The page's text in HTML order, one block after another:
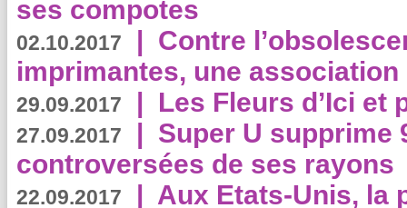
ses compotes
02.10.2017 | Contre
imprimantes, une
29.09.2017 | Les Fleurs d’Ici et
27.09.2017 | Super U supprime
controversées de ses rayons
22.09.2017 | Aux Etats-Unis, la